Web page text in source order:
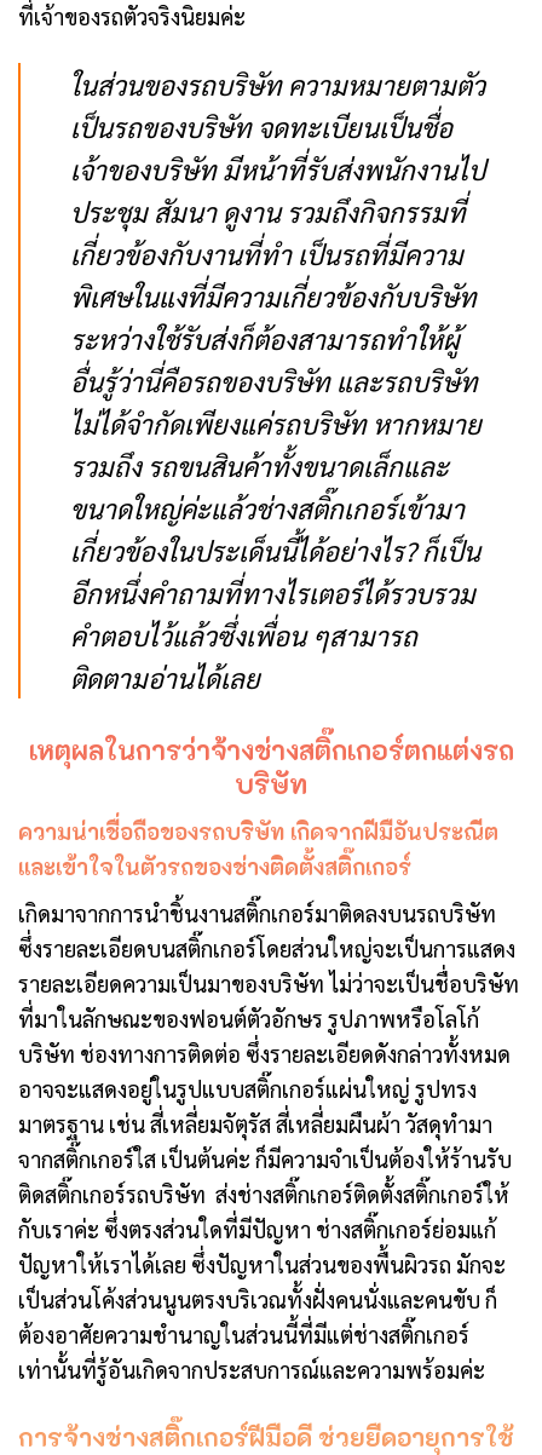
ที่เจ้าของรถตัวจริงนิยมค่ะ
ในส่วนของรถบริษัท ความหมายตามตัว
เป็นรถของบริษัท จดทะเบียนเป็นชื่อ
เจ้าของบริษัท มีหน้าที่รับส่งพนักงานไป
ประชุม สัมนา ดูงาน รวมถึงกิจกรรมที่
เกี่ยวข้องกับงานที่ทำ เป็นรถที่มีความ
พิเศษในแงที่มีความเกี่ยวข้องกับบริษัท
ระหว่างใช้รับส่งก็ต้องสามารถทำให้ผู้
อื่นรู้ว่านี่คือรถของบริษัท และรถบริษัท
ไม่ได้จำกัดเพียงแค่รถบริษัท หากหมาย
รวมถึง รถขนสินค้าทั้งขนาดเล็กและ
ขนาดใหญ่ค่ะแล้วช่างสติ๊กเกอร์เข้ามา
เกี่ยวข้องในประเด็นนี้ได้อย่างไร? ก็เป็น
อีกหนึ่งคำถามที่ทางไรเตอร์ได้รวบรวม
คำตอบไว้แล้วซึ่งเพื่อน ๆสามารถ
ติดตามอ่านได้เลย
เหตุผลในการว่าจ้างช่างสติ๊กเกอร์ตกแต่งรถ
บริษัท
ความน่าเชื่อถือของรถบริษัท เกิดจากฝีมือันประณีต
และเข้าใจในตัวรถของช่างติดตั้งสติ๊กเกอร์
เกิดมาจากการนำชิ้นงานสติ๊กเกอร์มาติดลงบนรถบริษัท
ซึ่งรายละเอียดบนสติ๊กเกอร์โดยส่วนใหญ่จะเป็นการแสดง
รายละเอียดความเป็นมาของบริษัท ไม่ว่าจะเป็นชื่อบริษัท
ที่มาในลักษณะของฟอนต์ตัวอักษร รูปภาพหรือโลโก้
บริษัท ช่องทางการติดต่อ ซึ่งรายละเอียดดังกล่าวทั้งหมด
อาจจะแสดงอยู่ในรูปแบบสติ๊กเกอร์แผ่นใหญ่ รูปทรง
มาตรฐาน เช่น สี่เหลี่ยมจัตุรัส สี่เหลี่ยมผืนผ้า วัสดุทำมา
จากสติ๊กเกอร์ใส เป็นต้นค่ะ ก็มีความจำเป็นต้องให้ร้านรับ
ติดสติ๊กเกอร์รถบริษัท ส่งช่างสติ๊กเกอร์ติดตั้งสติ๊กเกอร์ให้
กับเราค่ะ ซึ่งตรงส่วนใดที่มีปัญหา ช่างสติ๊กเกอร์ย่อมแก้
ปัญหาให้เราได้เลย ซึ่งปัญหาในส่วนของพื้นผิวรถ มักจะ
เป็นส่วนโค้งส่วนนูนตรงบริเวณทั้งฝั่งคนนั่งและคนขับ ก็
ต้องอาศัยความชำนาญในส่วนนี้ที่มีแต่ช่างสติ๊กเกอร์
เท่านั้นที่รู้อันเกิดจากประสบการณ์และความพร้อมค่ะ
การจ้างช่างสติ๊กเกอร์ฝีมือดี ช่วยยืดอายุการใช้